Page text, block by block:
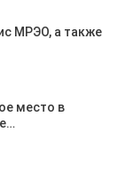
МРЭО, а также
место в